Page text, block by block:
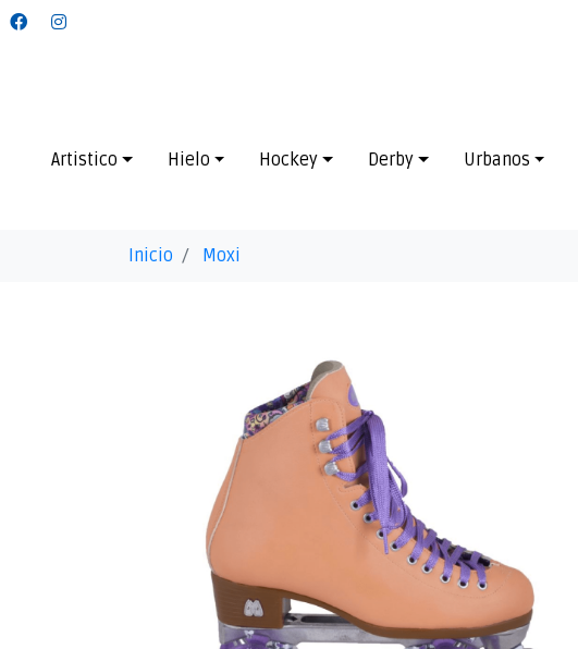
Artistico Hielo Hockey Derby Urbanos
Inicio Moxi